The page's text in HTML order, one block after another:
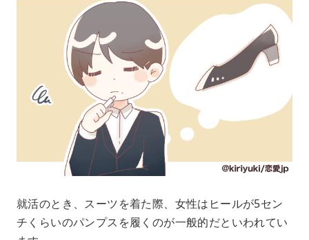
就活のとき、スーツを着た際、女性はヒールが5セン
チくらいのパンプスを履くのが一般的だといわれてい